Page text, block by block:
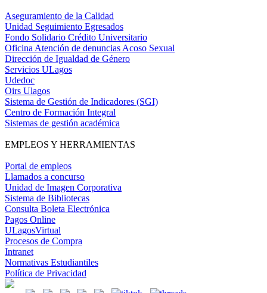
Aseguramiento de la Calidad
Unidad Seguimiento Egresados
Fondo Solidario Crédito Universitario
Oficina Atención de denuncias Acoso Sexual
Dirección de Igualdad de Género
Servicios ULagos
Udedoc
Oirs Ulagos
Sistema de Gestión de Indicadores (SGI)
Centro de Formación Integral
Sistemas de gestión académica
EMPLEOS Y HERRAMIENTAS
Portal de empleos
Llamados a concurso
Unidad de Imagen Corporativa
Sistema de Bibliotecas
Consulta Boleta Electrónica
Pagos Online
ULagosVirtual
Procesos de Compra
Intranet
Normativas Estudiantiles
Política de Privacidad